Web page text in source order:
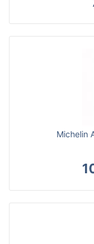
Michelin